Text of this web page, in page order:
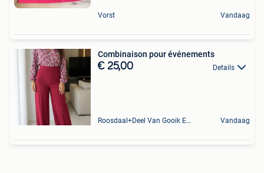
Vorst Vandaag
Combinaison pour événements
€ 25,00 Details
Roosdaal+Deel Van Gooik En Sint-Kwintens-Lennik Vandaag